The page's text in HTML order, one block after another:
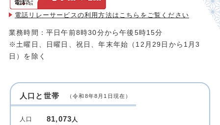
電話リレーサービスの利用方法は こちらをご覧ください
業務時間：平日午前8時30分から午後5時15分
※土曜日、日曜日、祝日、年末年始（12月29日から1月3
日）を除く
人口と世帯 （令和8年8月1日現在）
人口 81,073 人